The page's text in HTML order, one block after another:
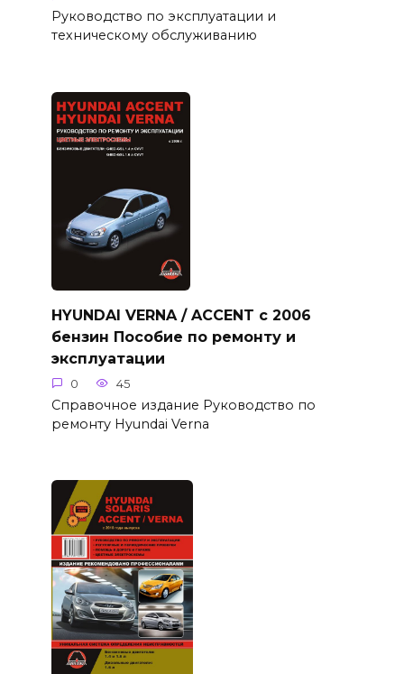
Руководство по эксплуатации и
техническому обслуживанию
HYUNDAI VERNA / ACCENT с 2006
бензин Пособие по ремонту и
эксплуатации
0 45
Справочное издание Руководство по
ремонту Hyundai Verna